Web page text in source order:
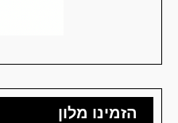
הזמינו מלון